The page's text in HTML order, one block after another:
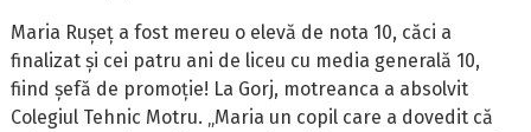
Maria Rușeț a fost mereu o elevă de nota 10, căci a
finalizat și cei patru ani de liceu cu media generală 10,
fiind șefă de promoție! La Gorj, motreanca a absolvit
Colegiul Tehnic Motru. „Maria un copil care a dovedit că